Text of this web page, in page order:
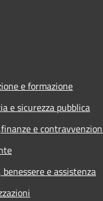
e formazione
e sicurezza pubblica
e
e assistenza